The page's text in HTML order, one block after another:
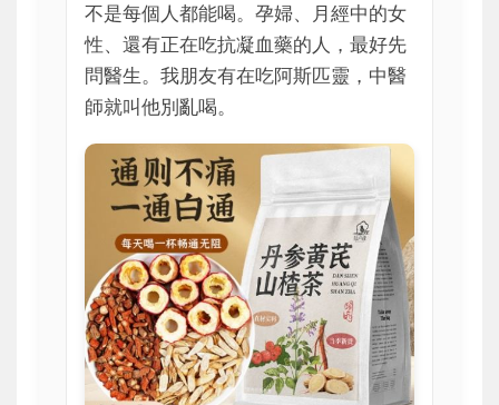
不是每個人都能喝。孕婦、月經中的女
性、還有正在吃抗凝血藥的人，最好先
問醫生。我朋友有在吃阿斯匹靈，中醫
師就叫他別亂喝。